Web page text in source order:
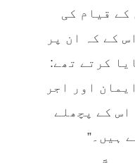
کے قیام کی
کے کہ ان پر
کرتے تھے:
اور اجر
اس کے پچھلے
ہیں۔”